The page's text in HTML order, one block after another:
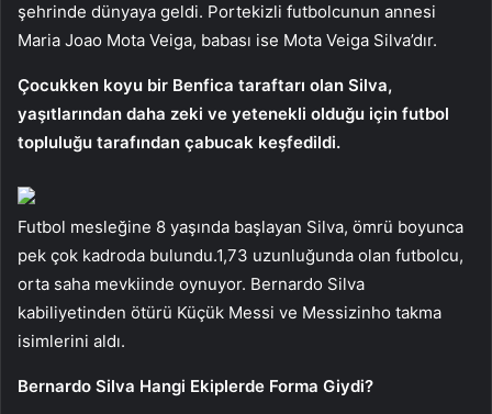
şehrinde dünyaya geldi. Portekizli futbolcunun annesi
Maria Joao Mota Veiga, babası ise Mota Veiga Silva’dır.
Çocukken koyu bir Benfica taraftarı olan Silva,
yaşıtlarından daha zeki ve yetenekli olduğu için futbol
topluluğu tarafından çabucak keşfedildi.
Futbol mesleğine 8 yaşında başlayan Silva, ömrü boyunca
pek çok kadroda bulundu.1,73 uzunluğunda olan futbolcu,
orta saha mevkiinde oynuyor. Bernardo Silva
kabiliyetinden ötürü Küçük Messi ve Messizinho takma
isimlerini aldı.
Bernardo Silva Hangi Ekiplerde Forma Giydi?